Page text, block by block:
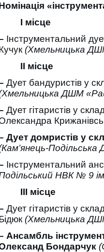
І місце
Інструментальний
(Хмельницька
ІІ місце
Дует бандуристів у
ДШМ
Дует гітаристів у
Дует домристів у
Кам’янець-Подільська
Інструментальний
НВК № 9
ІІІ місце
Дует гітаристів у
(Хмельницька
Ансамбль
Бондарчук